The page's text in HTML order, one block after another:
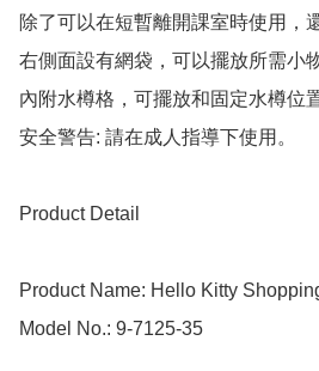
除了可以在短暫離開課室時使用，
右側面設有網袋，可以擺放所需小物
內附水樽格，可擺放和固定水樽位置
安全警告: 請在成人指導下使用。
Product Detail
Product Name: Hello Kitty
Model No.: 9-7125-35